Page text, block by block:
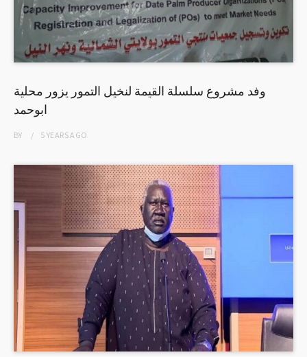
وفد مشروع سلسلة القيمة لنخيل التمور يزور محلية
ابوحمد
BY 5 YEARSAGO